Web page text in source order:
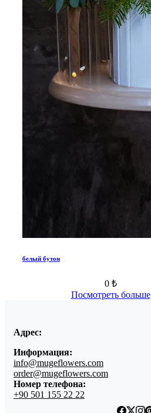
белый бутон
0 ₺
Посмотреть больше
Адрес:
Информация:
info@mugeflowers.com
order@mugeflowers.com
Номер телефона:
+90 501 155 22 22